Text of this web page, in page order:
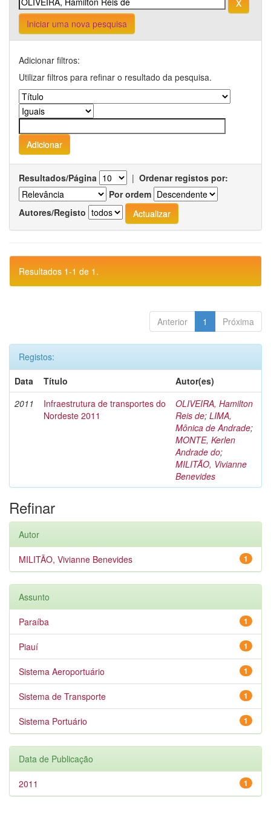
Iniciar uma nova pesquisa
Adicionar filtros:
Utilizar filtros para refinar o resultado da pesquisa.
Resultados/Página | Ordenar registos por:
Por ordem
Autores/Registo
Resultados 1-1 de 1.
Anterior 1 Próxima
Registos:
Data
Título
Autor(es)
2011
Infraestrutura de transportes do
Nordeste 2011
OLIVEIRA, Hamilton
Reis de; LIMA,
Mônica de Andrade;
MONTE, Kerlen
Andrade do;
MILITÃO, Vivianne
Benevides
Refinar
Autor
1
MILITÃO, Vivianne Benevides
Assunto
1
Paraíba
1
Piauí
1
Sistema Aeroportuário
1
Sistema de Transporte
1
Sistema Portuário
Data de Publicação
1
2011